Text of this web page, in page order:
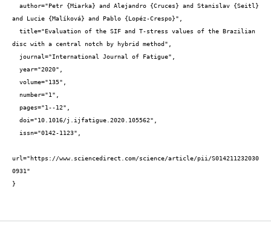
and Lucie {Malíková} and Pablo {Lopéz-Crespo}",
disc with a central notch by hybrid method",
url="https://www.sciencedirect.com/science/article/pii/S014211232030
0931"
}